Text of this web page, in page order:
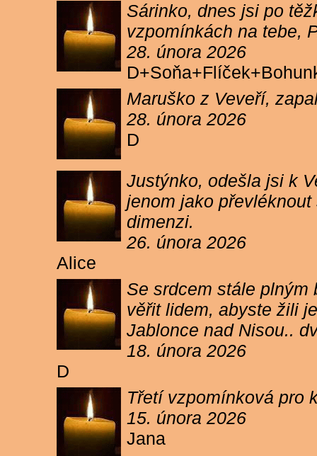
Sárinko, dnes jsi po
vzpomínkách na tebe,
28. února 2026
Maruško z Veveří,
28. února 2026
D
Justýnko, odešla jsi k
jenom jako
dimenzi.
26. února 2026
Alice
Se srdcem stále
věřit lidem, abyste žili
Jablonce nad Nisou..
18. února 2026
D
Třetí vzpomínková pro
15. února 2026
Jana